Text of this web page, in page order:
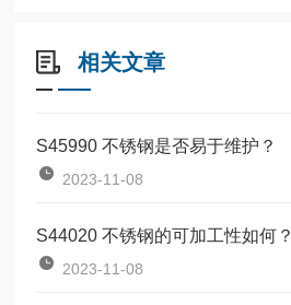
相关文章
S45990 不锈钢是否易于维护？
2023-11-08
S44020 不锈钢的可加工性如何？
2023-11-08